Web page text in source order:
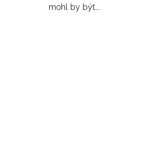
mohl by být...